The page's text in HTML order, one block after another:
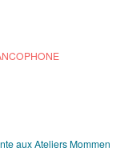
aux Ateliers Mommen